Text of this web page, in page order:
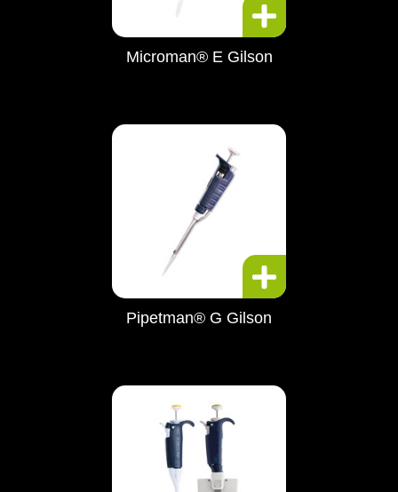
Microman® E Gilson
Pipetman® G Gilson